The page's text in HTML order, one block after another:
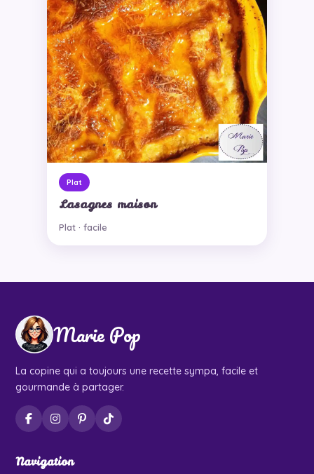
Plat
Lasagnes maison
Plat · facile
Marie Pop
La copine qui a toujours une recette sympa, facile et
gourmande à partager.
Navigation